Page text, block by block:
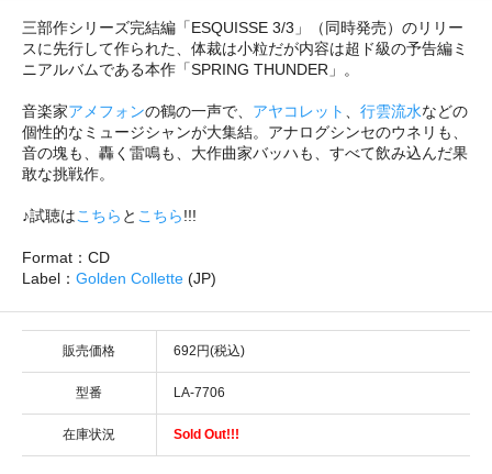
三部作シリーズ完結編「ESQUISSE 3/3」（同時発売）のリリー
スに先行して作られた、体裁は小粒だが内容は超ド級の予告編ミ
ニアルバムである本作「SPRING THUNDER」。
音楽家アメフォンの鶴の一声で、 アヤコレット 行雲流水などの
個性的なミュージシャンが大集結。アナログシンセのウネリも、
音の塊も、轟く雷鳴も、大作曲家バッハも、すべて飲み込んだ果
敢な挑戦作。
♪試聴はこちら と こちら!!!
Format：CD
Label： Golden Collette (JP)
販売価格 692円(税込)
型番 LA-7706
在庫状況 Sold Out!!!